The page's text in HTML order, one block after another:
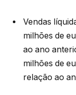
Vendas
milhões de
ao ano
milhões de
relação ao